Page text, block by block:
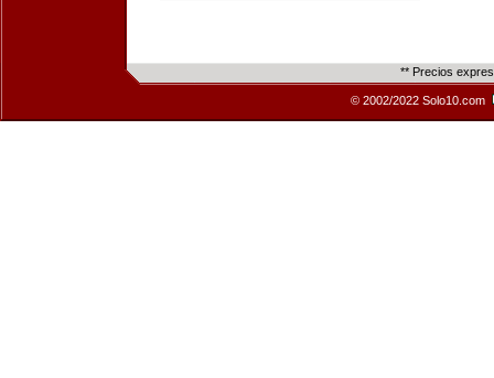
** Precios
© 2002/2022 Solo10.com